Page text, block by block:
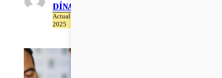
DÍNAMO
Actualizado el 23 de Abril del
2025